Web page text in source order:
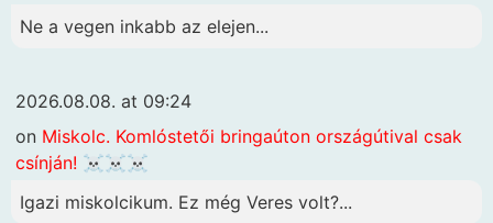
Ne a vegen inkabb az elejen...
2026.08.08. at 09:24
on Miskolc. Komlóstetői bringaúton országútival csak
csínján! ☠️☠️☠️
Igazi miskolcikum. Ez még Veres volt?...